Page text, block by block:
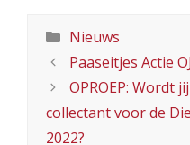
Categorieën
Nieuws
Paaseitjes Actie
OPROEP: Wordt
collectant voor de
2022?